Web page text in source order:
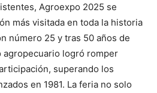
Agroexpo 2025 se
más visitada en toda la historia
número 25 y tras 50 años de
logró romper
superando los
en 1981. La feria no solo